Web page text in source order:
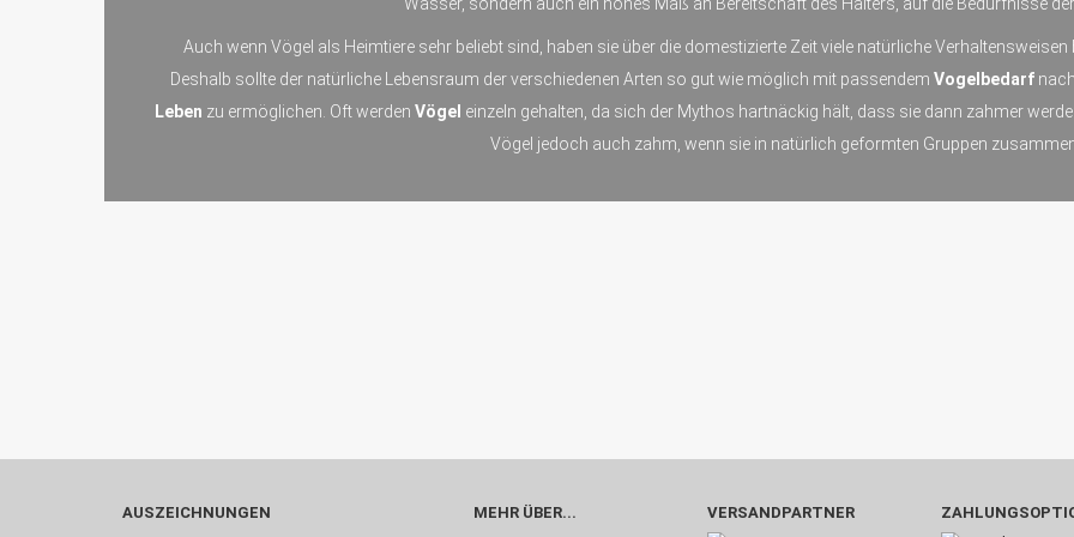
Auch wenn Vögel als Heimtiere sehr beliebt sind, haben sie über die domestizierte Zeit viele natürliche
Deshalb sollte der natürliche Lebensraum der verschiedenen Arten so gut wie möglich mit passendem Vogelbedarf
Leben zu ermöglichen. Oft werden Vögel einzeln gehalten, da sich der Mythos hartnäckig hält, dass sie dann zahmer
Vögel jedoch auch zahm, wenn sie in natürlich geformten Gruppen
AUSZEICHNUNGEN MEHR ÜBER... VERSANDPARTNER